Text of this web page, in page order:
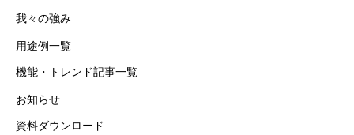
我々の強み
用途例一覧
機能・トレンド記事一覧
お知らせ
資料ダウンロード